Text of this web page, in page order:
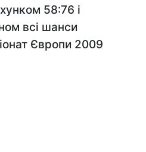
58:76 і
всі шанси
Європи 2009